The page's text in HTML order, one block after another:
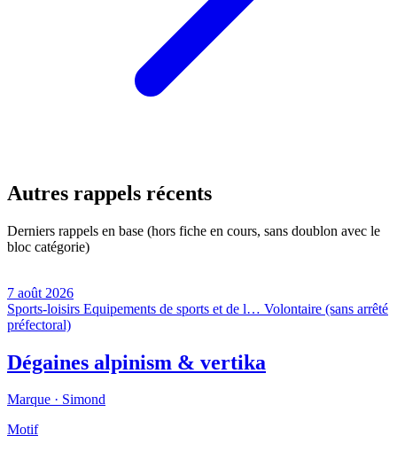
Autres rappels récents
Derniers rappels en base (hors fiche en cours, sans doublon avec le
bloc catégorie)
7 août 2026
Sports-loisirs Equipements de sports et de l… Volontaire (sans arrêté
préfectoral)
Dégaines alpinism & vertika
Marque · Simond
Motif